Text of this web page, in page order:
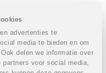
advertenties te
media te bieden en om
delen we informatie over
voor social media,
bieden heeft te
tot rust komen en
VERKOCHT